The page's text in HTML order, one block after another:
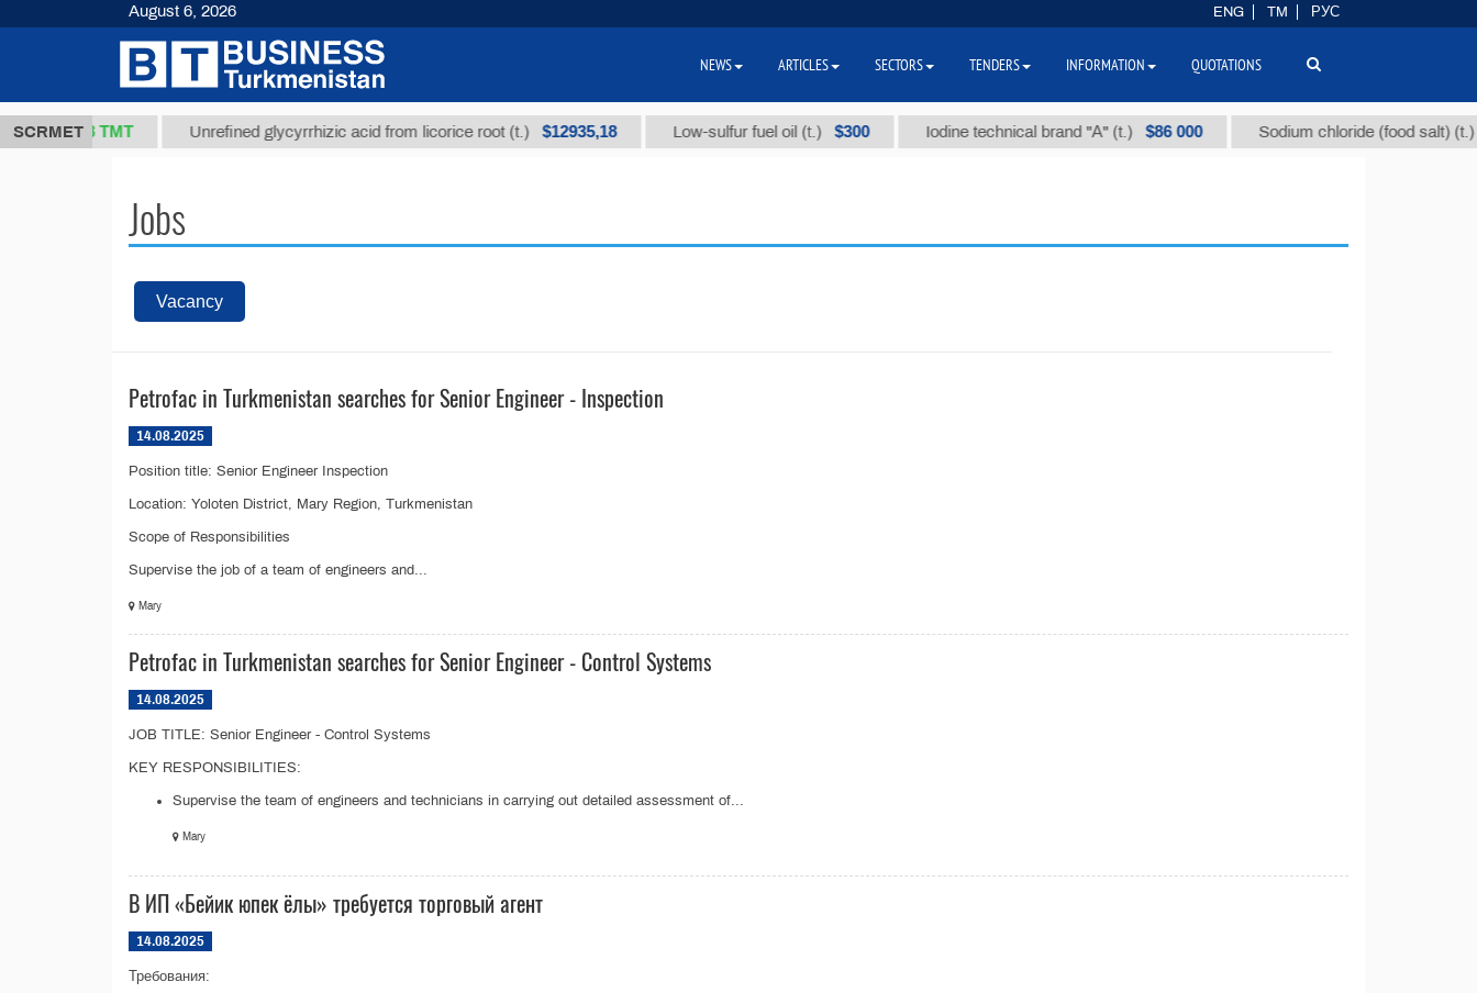
SCRMET
37,8 ТМТ Unrefined glycyrrhizic acid from licorice root (t.) $12935,18 Low-sulfur fuel oil (t.) $300 Iodine technical brand "А" (t.) $86 000 Sodium chloride (food salt) (t.) $40
Jobs
Vacancy
Petrofac in Turkmenistan searсhes for Senior Engineer - Inspection
14.08.2025
Position title: Senior Engineer Inspection
Location: Yoloten District, Mary Region, Turkmenistan
Scope of Responsibilities
Supervise the job of a team of engineers and...
Mary
Petrofac in Turkmenistan searсhes for Senior Engineer - Control Systems
14.08.2025
JOB TITLE: Senior Engineer - Control Systems
KEY RESPONSIBILITIES:
Supervise the team of engineers and technicians in carrying out detailed assessment of...
Mary
В ИП «Бейик юпек ёлы» требуется торговый агент
14.08.2025
Требования:
August 6, 2026 ENG TM РУС
NEWS ARTICLES SECTORS TENDERS INFORMATION QUOTATIONS